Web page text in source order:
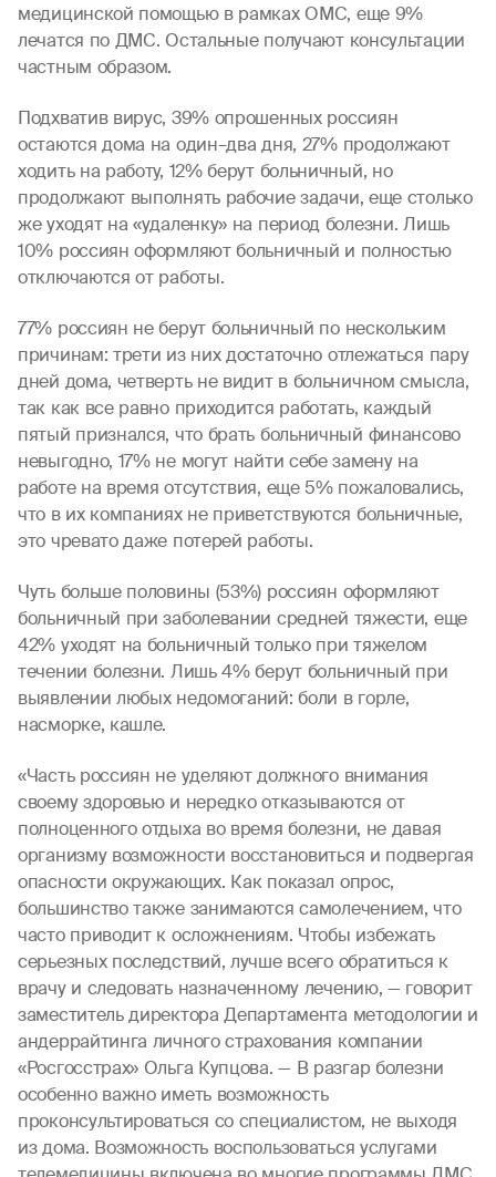
медицинской помощью в рамках ОМС, еще 9%
лечатся по ДМС. Остальные получают консультации
частным образом.
Подхватив вирус, 39% опрошенных россиян
остаются дома на один–два дня, 27% продолжают
ходить на работу, 12% берут больничный, но
продолжают выполнять рабочие задачи, еще столько
же уходят на «удаленку» на период болезни. Лишь
10% россиян оформляют больничный и полностью
отключаются от работы.
77% россиян не берут больничный по нескольким
причинам: трети из них достаточно отлежаться пару
дней дома, четверть не видит в больничном смысла,
так как все равно приходится работать, каждый
пятый признался, что брать больничный финансово
невыгодно, 17% не могут найти себе замену на
работе на время отсутствия, еще 5% пожаловались,
что в их компаниях не приветствуются больничные,
это чревато даже потерей работы.
Чуть больше половины (53%) россиян оформляют
больничный при заболевании средней тяжести, еще
42% уходят на больничный только при тяжелом
течении болезни. Лишь 4% берут больничный при
выявлении любых недомоганий: боли в горле,
насморке, кашле.
«Часть россиян не уделяют должного внимания
своему здоровью и нередко отказываются от
полноценного отдыха во время болезни, не давая
организму возможности восстановиться и подвергая
опасности окружающих. Как показал опрос,
большинство также занимаются самолечением, что
часто приводит к осложнениям. Чтобы избежать
серьезных последствий, лучше всего обратиться к
врачу и следовать назначенному лечению, — говорит
заместитель директора Департамента методологии и
андеррайтинга личного страхования компании
«Росгосстрах» Ольга Купцова. — В разгар болезни
особенно важно иметь возможность
проконсультироваться со специалистом, не выходя
из дома. Возможность воспользоваться услугами